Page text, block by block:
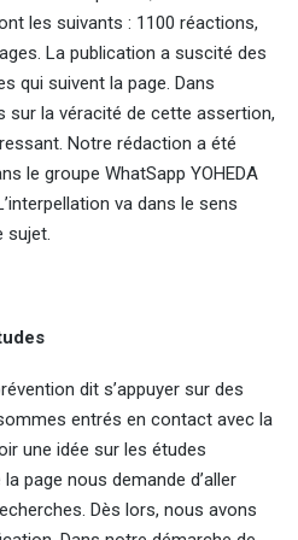
les suivants : 1100 réactions,
La publication a suscité des
qui suivent la page. Dans
sur la véracité de cette assertion,
Notre rédaction a été
le groupe WhatSapp YOHEDA
va dans le sens
sujet.
dit s’appuyer sur des
entrés en contact avec la
une idée sur les études
page nous demande d’aller
Dès lors, nous avons